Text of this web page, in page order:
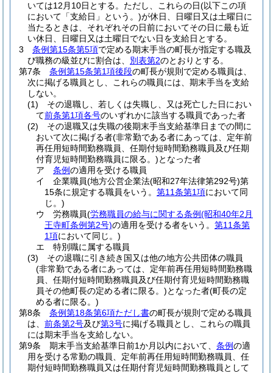
いては12月10日とする。 ただし、これらの日(以下この項
において「支給日」という。)が休日、日曜日又は土曜日に
当たるときは、それぞれその日前においてその日に最も近
い休日、日曜日又は土曜日でない日を支給日とする。
3
条例第15条第5項で定める期末手当の町長が指定する職及
び職務の級並びに割合は、 別表第2のとおりとする。
第7条
条例第15条第1項後段の町長が規則で定める職員は、
次に掲げる職員とし、これらの職員には、期末手当を支給
しない。
(1)
その退職し、若しくは失職し、又は死亡した日におい
て前条第1項各号のいずれかに該当する職員であった者
(2)
その退職又は失職の後期末手当支給基準日までの間に
おいて次に掲げる者(非常勤である者にあっては、定年前
再任用短時間勤務職員、任期付短時間勤務職員及び任期
付育児短時間勤務職員に限る。)となった者
ア
条例の適用を受ける職員
イ
企業職員(地方公営企業法(昭和27年法律第292号)第
15条に規定する職員をいう。 第11条第1項において同
じ。)
ウ
労務職員(労務職員の給与に関する条例(昭和40年2月
王寺町条例第2号)の適用を受ける者をいう。 第11条第
1項において同じ。)
エ
特別職に属する職員
(3)
その退職に引き続き国又は他の地方公共団体の職員
(非常勤である者にあっては、定年前再任用短時間勤務職
員、任期付短時間勤務職員及び任期付育児短時間勤務職
員その他町長の定める者に限る。)となった者(町長の定
める者に限る。)
第8条
条例第18条第6項ただし書の町長が規則で定める職員
は、 前条第2号及び第3号に掲げる職員とし、これらの職員
には期末手当を支給しない。
第9条
期末手当支給基準日前1か月以内において、 条例の適
用を受ける常勤の職員、定年前再任用短時間勤務職員、任
期付短時間勤務職員又は任期付育児短時間勤務職員として